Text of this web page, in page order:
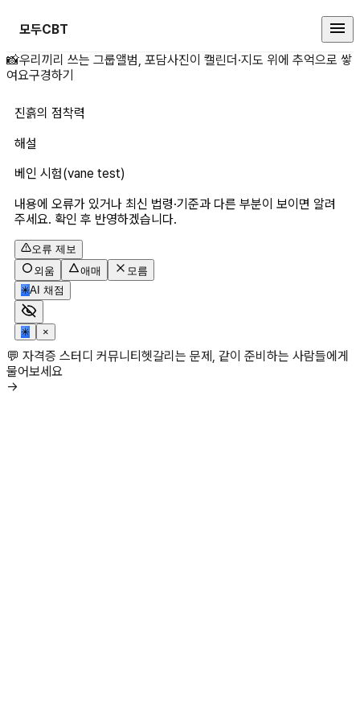
모두CBT
진흙의 점착력 상세 페이지
📸우리끼리 쓰는 그룹앨범, 포담사진이 캘린더·지도 위에 추억으로 쌓
여요구경하기
진흙의 점착력
해설
베인 시험(vane test)
내용에 오류가 있거나 최신 법령·기준과 다른 부분이 보이면 알려
주세요. 확인 후 반영하겠습니다.
오류 제보
외움
애매
모름
✳AI 채점
✳ ×
💬 자격증 스터디 커뮤니티헷갈리는 문제, 같이 준비하는 사람들에게
물어보세요
→